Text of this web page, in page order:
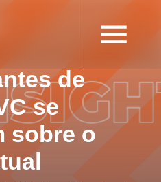
de
se
sobre o